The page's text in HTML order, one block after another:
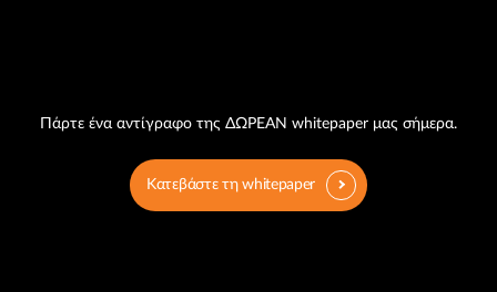
Warranty
Πάρτε ένα αντίγραφο της ΔΩΡΕΑΝ whitepaper μας σήμερα.
Κατεβάστε τη whitepaper